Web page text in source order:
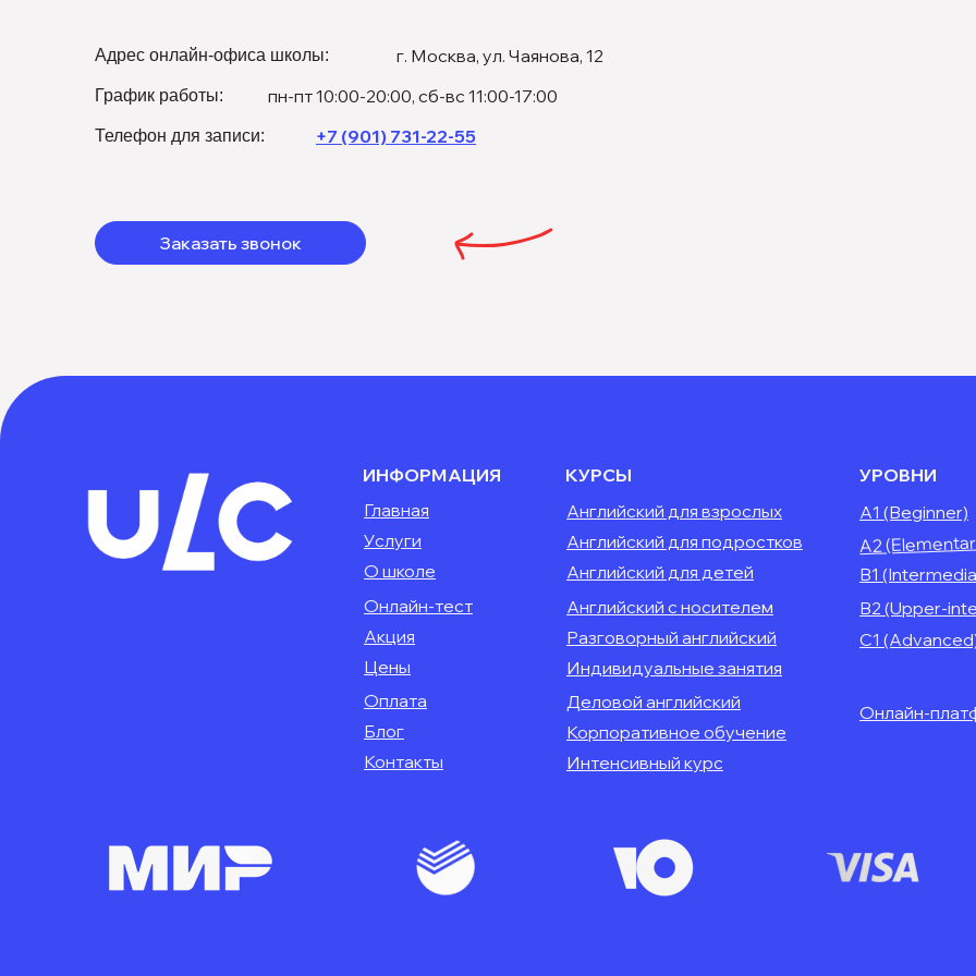
Заказать звонок
Адрес онлайн-офиса школы: г. Москва, ул. Чаянова, 12
График работы: пн-пт 10:00-20:00, сб-вс 11:00-17:00
Телефон для записи: +7 (901) 731-22-55
Главная
Онлайн-
Услуги
О школе
Онлайн-тест
Акция
Цены
Оплата
Блог
Контакты
ИНФОРМАЦИЯ
УРОВНИ
А1 (Beginner)
А2
B1
B2 (Upper-
C1
КУРСЫ
Английский для взрослых
Английский для подростков
Английский для детей
Английский с носителем
Разговорный английский
Индивидуальные занятия
Деловой английский
Корпоративное обучение
Интенсивный курс